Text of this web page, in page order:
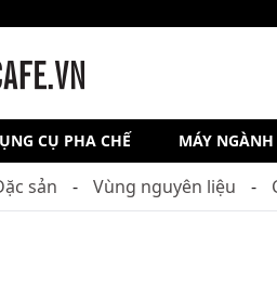
CỤ PHA CHẾ MÁY NGÀNH
sản Vùng nguyên liệu